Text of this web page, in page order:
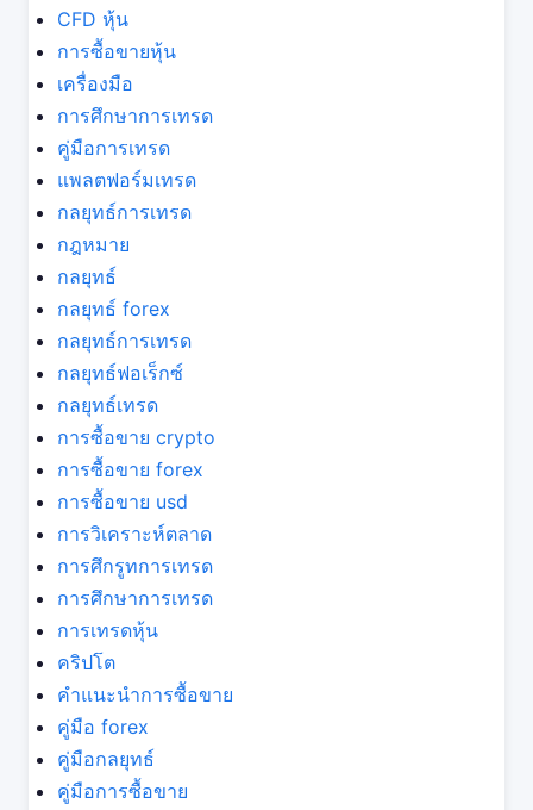
CFD หุ้น
การซื้อขายหุ้น
เครื่องมือ
การศึกษาการเทรด
คู่มือการเทรด
แพลตฟอร์มเทรด
กลยุทธ์การเทรด
กฎหมาย
กลยุทธ์
กลยุทธ์ forex
กลยุทธ์การเทรด
กลยุทธ์ฟอเร็กซ์
กลยุทธ์เทรด
การซื้อขาย crypto
การซื้อขาย forex
การซื้อขาย usd
การวิเคราะห์ตลาด
การศึกรูทการเทรด
การศึกษาการเทรด
การเทรดหุ้น
คริปโต
คำแนะนำการซื้อขาย
คู่มือ forex
คู่มือกลยุทธ์
คู่มือการซื้อขาย